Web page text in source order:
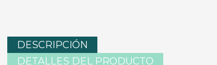
DESCRIPCIÓN
DETALLES DEL PRODUCTO